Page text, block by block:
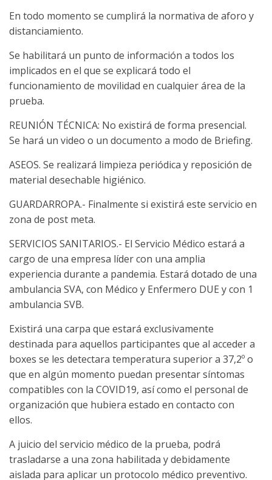
En todo momento se cumplirá la normativa de aforo y
distanciamiento.
Se habilitará un punto de información a todos los
implicados en el que se explicará todo el
funcionamiento de movilidad en cualquier área de la
prueba.
REUNIÓN TÉCNICA: No existirá de forma presencial.
Se hará un video o un documento a modo de Briefing.
ASEOS. Se realizará limpieza periódica y reposición de
material desechable higiénico.
GUARDARROPA.- Finalmente si existirá este servicio en
zona de post meta.
SERVICIOS SANITARIOS.- El Servicio Médico estará a
cargo de una empresa líder con una amplia
experiencia durante a pandemia. Estará dotado de una
ambulancia SVA, con Médico y Enfermero DUE y con 1
ambulancia SVB.
Existirá una carpa que estará exclusivamente
destinada para aquellos participantes que al acceder a
boxes se les detectara temperatura superior a 37,2º o
que en algún momento puedan presentar síntomas
compatibles con la COVID19, así como el personal de
organización que hubiera estado en contacto con
ellos.
A juicio del servicio médico de la prueba, podrá
trasladarse a una zona habilitada y debidamente
aislada para aplicar un protocolo médico preventivo.